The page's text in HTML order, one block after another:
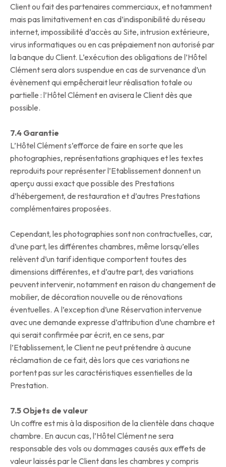
Client ou fait des partenaires commerciaux, et notamment
mais pas limitativement en cas d’indisponibilité du réseau
internet, impossibilité d’accès au Site, intrusion extérieure,
virus informatiques ou en cas prépaiement non autorisé par
la banque du Client. L’exécution des obligations de l’Hôtel
Clément sera alors suspendue en cas de survenance d’un
évènement qui empêcherait leur réalisation totale ou
partielle : l’Hôtel Clément en avisera le Client dès que
possible.
7.4 Garantie
L’Hôtel Clément s’efforce de faire en sorte que les
photographies, représentations graphiques et les textes
reproduits pour représenter l’Etablissement donnent un
aperçu aussi exact que possible des Prestations
d’hébergement, de restauration et d’autres Prestations
complémentaires proposées.
Cependant, les photographies sont non contractuelles, car,
d’une part, les différentes chambres, même lorsqu’elles
relèvent d’un tarif identique comportent toutes des
dimensions différentes, et d’autre part, des variations
peuvent intervenir, notamment en raison du changement de
mobilier, de décoration nouvelle ou de rénovations
éventuelles. A l’exception d’une Réservation intervenue
avec une demande expresse d’attribution d’une chambre et
qui serait confirmée par écrit, en ce sens, par
l’Etablissement, le Client ne peut prétendre à aucune
réclamation de ce fait, dès lors que ces variations ne
portent pas sur les caractéristiques essentielles de la
Prestation.
7.5 Objets de valeur
Un coffre est mis à la disposition de la clientèle dans chaque
chambre. En aucun cas, l’Hôtel Clément ne sera
responsable des vols ou dommages causés aux effets de
valeur laissés par le Client dans les chambres y compris